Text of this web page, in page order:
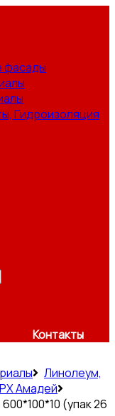
фасады
Гидроизоляция
Контакты
Линолеум,
Амадей
(упак 26